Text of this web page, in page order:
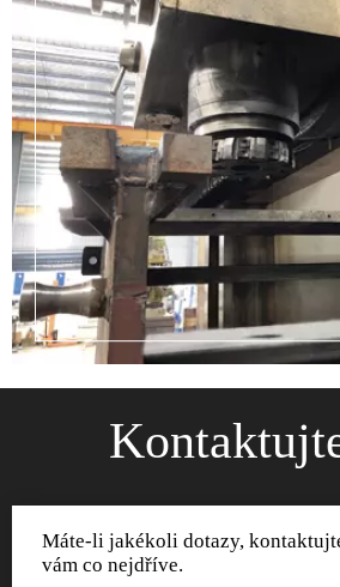
Máte-li jakékoli dotazy,
vám co nejdříve.